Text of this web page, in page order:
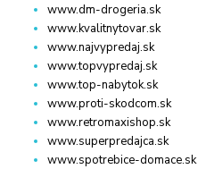
www.dm-drogeria.sk
www.kvalitnytovar.sk
www.najvypredaj.sk
www.topvypredaj.sk
www.top-nabytok.sk
www.proti-skodcom.sk
www.retromaxishop.sk
www.superpredajca.sk
www.spotrebice-domace.sk